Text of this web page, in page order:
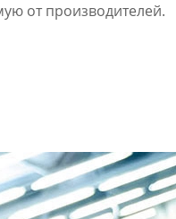
от производителей.